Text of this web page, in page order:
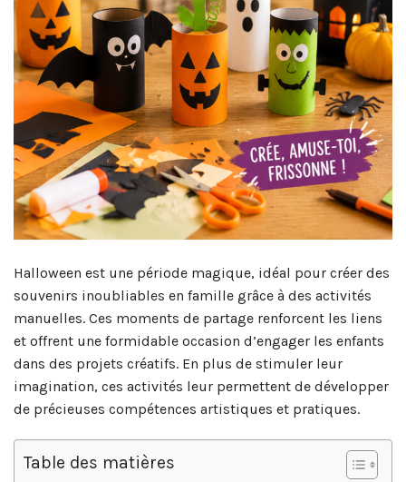
Halloween est une période magique, idéal pour créer des
souvenirs inoubliables en famille grâce à des activités
manuelles. Ces moments de partage renforcent les liens
et offrent une formidable occasion d’engager les enfants
dans des projets créatifs. En plus de stimuler leur
imagination, ces activités leur permettent de développer
de précieuses compétences artistiques et pratiques.
Table des matières